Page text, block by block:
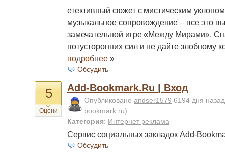
етективный сюжет с мистическим
музыкальное сопровождение – все это
замечательной игре «Между Мирами».
потусторонних сил и не дайте злобному
подробнее »
Обсудить
5
Оцени
Add-Bookmark.Ru | Вход
Опубликовано andser1579 6194 дня
bookmark.ru)
Категория: Интернет реклама
Сервис социальных закладок Add-
Обсудить